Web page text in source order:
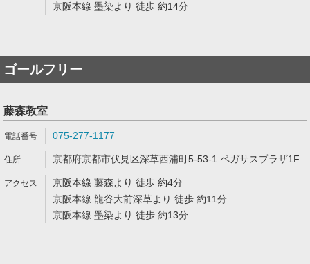
京阪本線 墨染より 徒歩 約14分
ゴールフリー
藤森教室
075-277-1177
京都府京都市伏見区深草西浦町5-53-1 ペガサスプラザ1F
京阪本線 藤森より 徒歩 約4分
京阪本線 龍谷大前深草より 徒歩 約11分
京阪本線 墨染より 徒歩 約13分